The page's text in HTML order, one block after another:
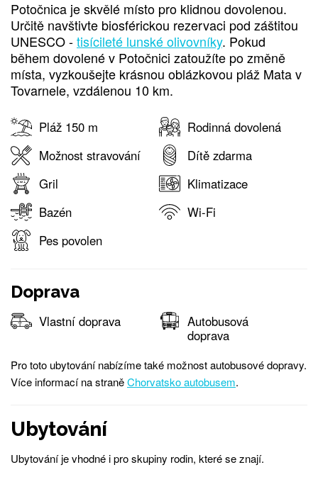
Potočnica je skvělé místo pro klidnou dovolenou.
Určitě navštivte biosférickou rezervaci pod záštitou
UNESCO -tisícileté lunské olivovníky. Pokud
během dovolené v Potočnici zatoužíte po změně
místa, vyzkoušejte krásnou oblázkovou pláž Mata v
Tovarnele, vzdálenou 10 km.
Pláž 150 m
Rodinná dovolená
Možnost stravování
Dítě zdarma
Gril
Klimatizace
Bazén
Wi-Fi
Pes povolen
Doprava
Vlastní doprava
Autobusová
doprava
Pro toto ubytování nabízíme také možnost autobusové dopravy.
Více informací na straněChorvatsko autobusem.
Ubytování
Ubytování je vhodné i pro skupiny rodin, které se znají.